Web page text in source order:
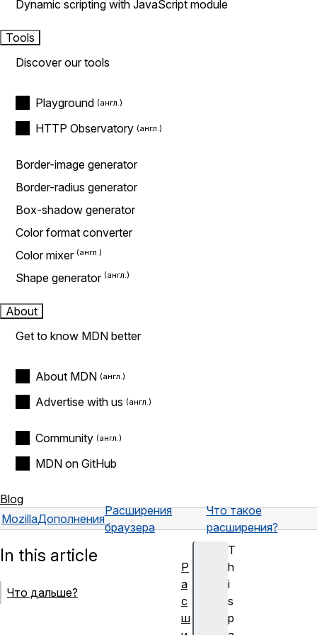
Dynamic scripting with JavaScript module
Tools
Discover our tools
Playground
HTTP Observatory
Border-image generator
Border-radius generator
Box-shadow generator
Color format converter
Color mixer
Shape generator
About
Get to know MDN better
About MDN
Advertise with us
Community
MDN on GitHub
Blog
MozillaДополнения
Расширения
браузера
Что такое
расширения?
T
h
i
s
p
In this article
Что дальше?
Р
а
с
ш